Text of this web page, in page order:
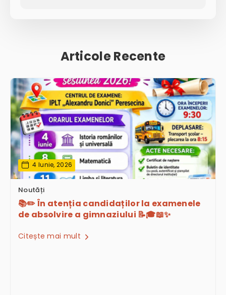
Articole Recente
4 Iunie, 2026
Noutăți
📚✏️ În atenția candidaților la examenele
de absolvire a gimnaziului 📝🎓📖✨
Citește mai mult